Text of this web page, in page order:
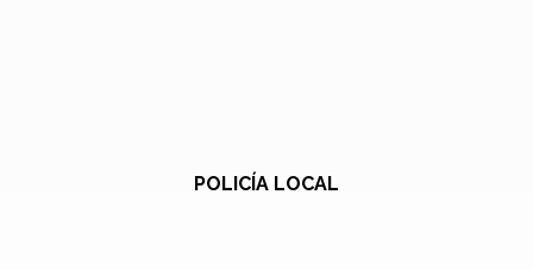
POLICÍA LOCAL